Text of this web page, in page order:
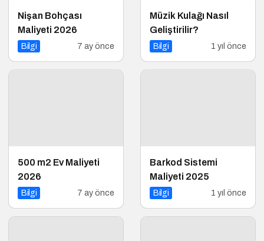
Nişan Bohçası
Maliyeti 2026
Bilgi 7 ay önce
Müzik Kulağı Nasıl
Geliştirilir?
Bilgi 1 yıl önce
500 m2 Ev Maliyeti
2026
Bilgi 7 ay önce
Barkod Sistemi
Maliyeti 2025
Bilgi 1 yıl önce